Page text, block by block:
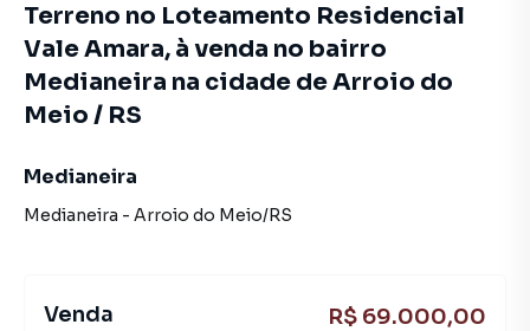
Terreno no Loteamento Residencial
Vale Amara, à venda no bairro
Medianeira na cidade de Arroio do
Meio / RS
Medianeira
Medianeira - Arroio do Meio/RS
Venda R$ 69.000,00